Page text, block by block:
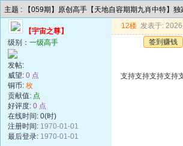
主题 : 【059期】原创高手【天地自容期期九肖中特】独
【宇宙之尊】
级别： 一级高手
发帖:
威望: 0 点
铜币: 枚
贡献值: 点
好评度: 0 点
在线时间: 0(时)
注册时间: 1970-01-01
最后登录: 1970-01-01
12楼 发表于:
签到赚钱
支持支持支持支持